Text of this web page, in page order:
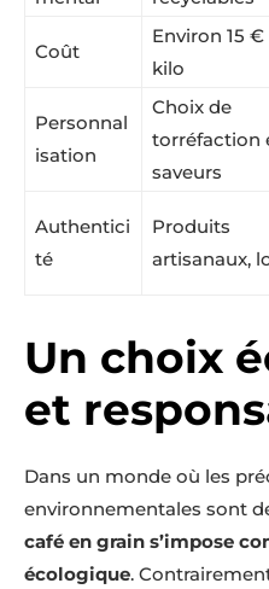
Coût
Environ 15
kilo
Personnal
isation
Choix de
torréfaction
saveurs
Authentici
té
Produits
artisanaux,
Un choix
et
Dans un monde où les
environnementales sont
café en grain s’impose
écologique.